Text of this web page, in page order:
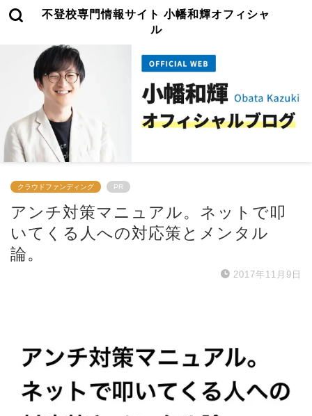
不登校専門情報サイト 小幡和輝オフィシャ
ル
クラウドファンディング PR
アンチ対策マニュアル。ネットで叩
いてくる人への対応策とメンタル
論。
2017年11月9日